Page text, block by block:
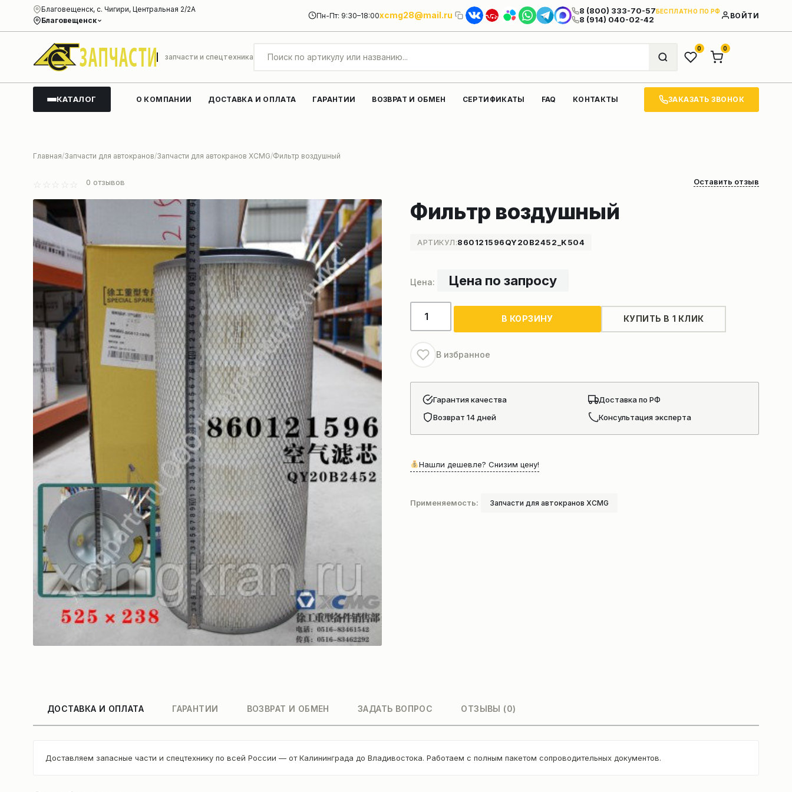
Благовещенск
Благовещенск, с. Чигири, Центральная 2/2А
Пн-Пт: 9:30–18:00xcmg28@mail.ru 8 (800) 333-70-57БЕСПЛАТНО ПО РФ
8 (914) 040-02-42 ВОЙТИ
запчасти и спецтехника
0 0
КАТАЛОГ О КОМПАНИИ ДОСТАВКА И ОПЛАТА ГАРАНТИИ ВОЗВРАТ И ОБМЕН СЕРТИФИКАТЫ FAQ КОНТАКТЫ ЗАКАЗАТЬ ЗВОНОК
Главная Запчасти для автокранов Запчасти для автокранов XCMG Фильтр воздушный
0 отзывов Оставить отзыв
Фильтр воздушный
АРТИКУЛ:860121596QY20B2452_K504
Цена по запросу
Количество
товара
воздушный
В КОРЗИНУ КУПИТЬ В 1 КЛИК
В избранное
Гарантия качества
Доставка по РФ
Возврат 14 дней
Консультация эксперта
Нашли дешевле? Снизим цену!
Применяемость: Запчасти для автокранов XCMG
ДОСТАВКА И ОПЛАТА ГАРАНТИИ ВОЗВРАТ И ОБМЕН ЗАДАТЬ ВОПРОС ОТЗЫВЫ (0)
Доставляем запасные части и спецтехнику по всей России — от Калининграда до Владивостока. Работаем с полным пакетом сопроводительных документов.